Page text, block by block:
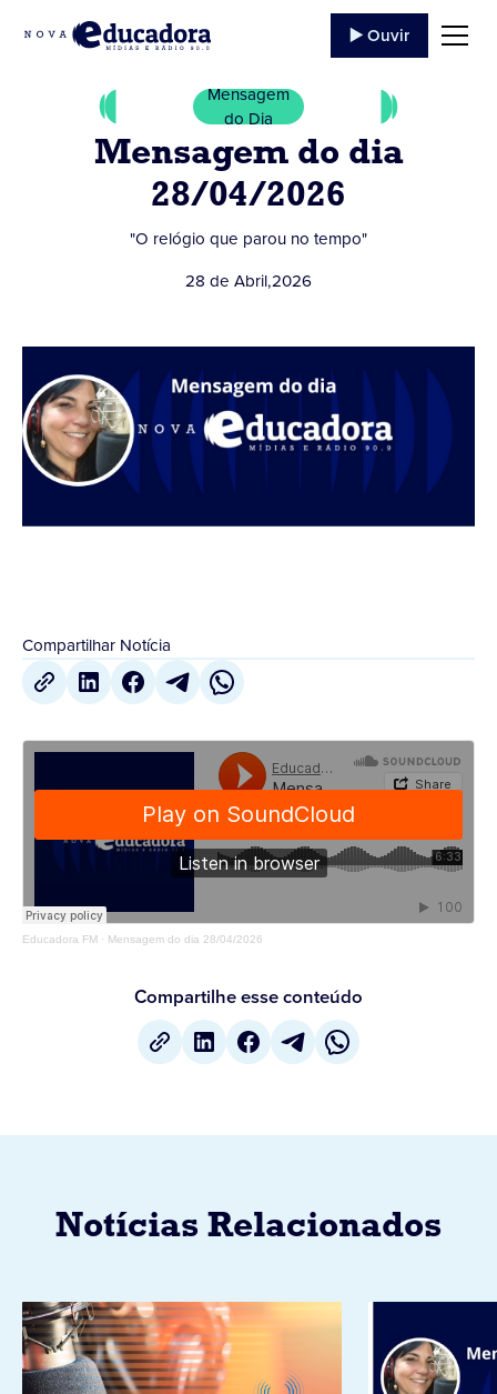
▶️ Ouvir
Mensagem
do Dia
Mensagem do dia
28/04/2026
"O relógio que parou no tempo"
28 de Abril,2026
Compartilhar Notícia
Educadora FM · Mensagem do dia 28/04/2026
Compartilhe esse conteúdo
Notícias Relacionados